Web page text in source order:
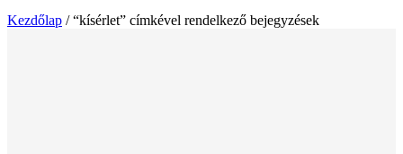
Kezdőlap / “kísérlet” címkével rendelkező bejegyzések